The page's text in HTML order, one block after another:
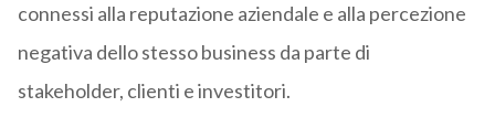
connessi alla reputazione aziendale e alla percezione
negativa dello stesso business da parte di
stakeholder, clienti e investitori.